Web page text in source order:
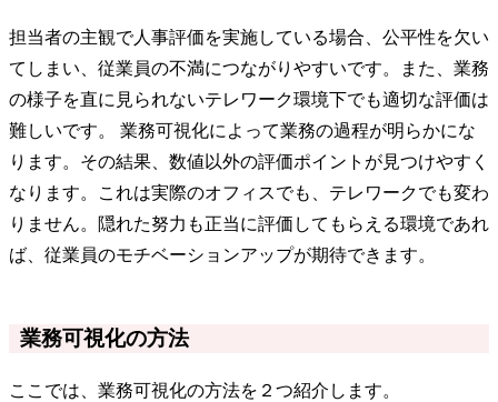
担当者の主観で人事評価を実施している場合、公平性を欠い
てしまい、従業員の不満につながりやすいです。また、業務
の様子を直に見られないテレワーク環境下でも適切な評価は
難しいです。 業務可視化によって業務の過程が明らかにな
ります。その結果、数値以外の評価ポイントが見つけやすく
なります。これは実際のオフィスでも、テレワークでも変わ
りません。隠れた努力も正当に評価してもらえる環境であれ
ば、従業員のモチベーションアップが期待できます。
業務可視化の方法
ここでは、業務可視化の方法を２つ紹介します。